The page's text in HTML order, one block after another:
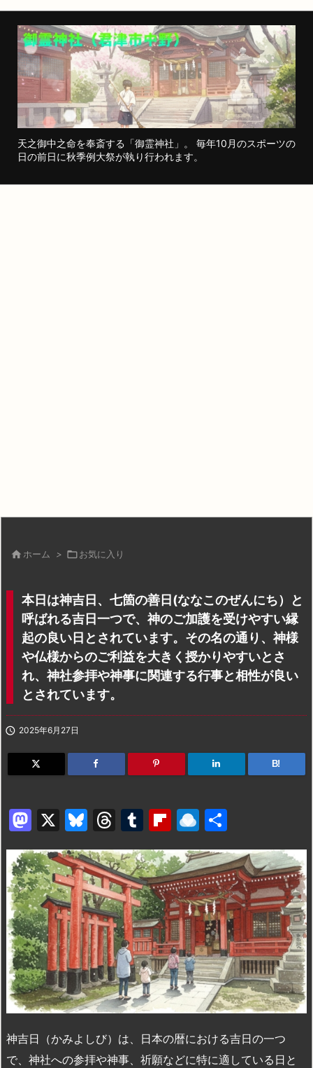
天之御中之命を奉斎する「御霊神社」。 毎年10月のスポーツの
日の前日に秋季例大祭が執り行われます。
 ホーム > お気に入り
本日は神吉日、七箇の善日(ななこのぜんにち）と
呼ばれる吉日一つで、神のご加護を受けやすい縁
起の良い日とされています。その名の通り、神様
や仏様からのご利益を大きく授かりやすいとさ
れ、神社参拝や神事に関連する行事と相性が良い
とされています。
 2025年6月27日
B!
M
a
st
o
d
o
n
X
Bl
u
e
s
k
y
T
hr
e
a
d
s
T
u
m
bl
r
Fl
ip
b
o
ar
d
R
ai
n
dr
o
p.
io
有
神吉日（かみよしび）は、日本の暦における吉日の一つ
で、神社への参拝や神事、祈願などに特に適している日と